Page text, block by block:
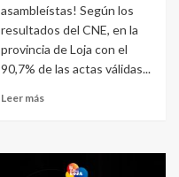
asambleístas! Según los
resultados del CNE, en la
provincia de Loja con el
90,7% de las actas válidas...
Leer más